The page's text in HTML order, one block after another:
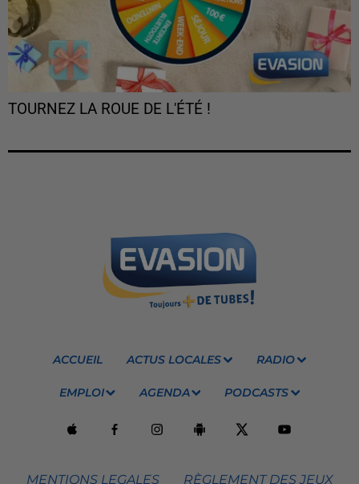
TOURNEZ LA ROUE DE L'ÉTÉ !
ACCUEIL ACTUS LOCALES RADIO
EMPLOI AGENDA PODCASTS
MENTIONS LEGALES RÈGLEMENT DES JEUX